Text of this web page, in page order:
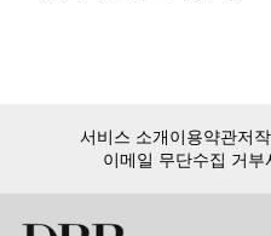
서비스 소개이용약관저
이메일 무단수집 거부